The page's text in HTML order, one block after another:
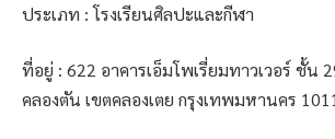
ประเภท : โรงเรียนศิลปะและกีฬา
ที่อยู่ : 622 อาคารเอ็มโพเรี่ยมทาวเวอร์ ชั้น
คลองตัน เขตคลองเตย กรุงเทพมหานคร